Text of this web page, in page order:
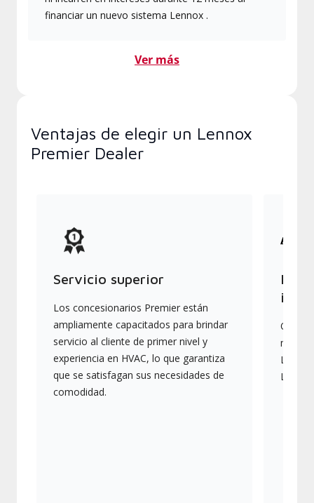
financiar un nuevo sistema Lennox .
Ver más
Ventajas de elegir un Lennox
Premier Dealer
Servicio superior
Los concesionarios Premier están
ampliamente capacitados para brindar
servicio al cliente de primer nivel y
experiencia en HVAC, lo que garantiza
que se satisfagan sus necesidades de
comodidad.
más